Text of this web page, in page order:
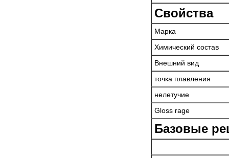
Свойства
Марка
Химический состав
Внешний вид
точка плавления
нелетучие
Gloss rage
Базовые